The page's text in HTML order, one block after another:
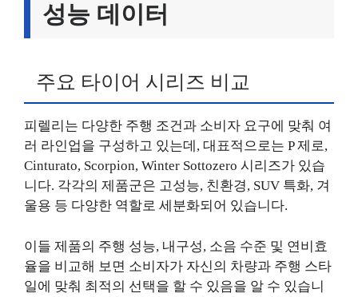
성능 데이터
주요 타이어 시리즈 비교
피렐리는 다양한 주행 조건과 소비자 요구에 맞춰 여
러 라인업을 구성하고 있는데, 대표적으로는 P 제로,
Cinturato, Scorpion, Winter Sottozero 시리즈가 있습
니다. 각각의 제품군은 고성능, 친환경, SUV 특화, 겨
울용 등 다양한 역할로 세분화되어 있습니다.
이들 제품의 주행 성능, 내구성, 소음 수준 및 연비효
율을 비교해 보면 소비자가 자신의 차량과 주행 스타
일에 맞춰 최적의 선택을 할 수 있음을 알 수 있습니